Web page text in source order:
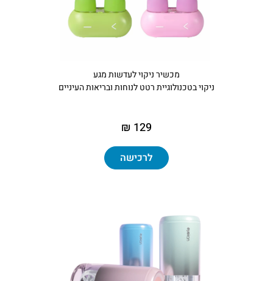
מכשיר ניקוי לעדשות מגע
ניקוי בטכנולוגיית רטט לנוחות ובריאות העיניים
129 ₪
לרכישה